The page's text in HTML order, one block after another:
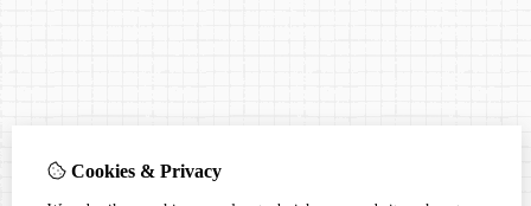
Cookies & Privacy